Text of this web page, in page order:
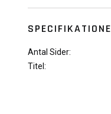
Antal Sider:
Titel: